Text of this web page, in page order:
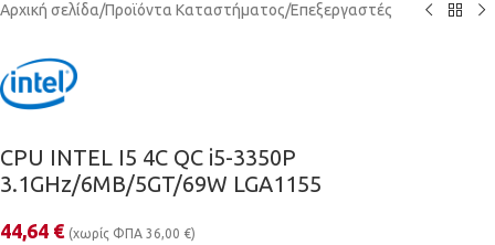
Αρχική σελίδα/Προϊόντα Καταστήματος/Επεξεργαστές
CPU INTEL I5 4C QC i5-3350P
3.1GHz/6MB/5GT/69W LGA1155
44,64 € (χωρίς ΦΠΑ 36,00 €)